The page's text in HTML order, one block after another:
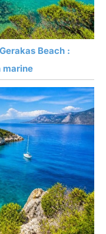
Beach :
marine